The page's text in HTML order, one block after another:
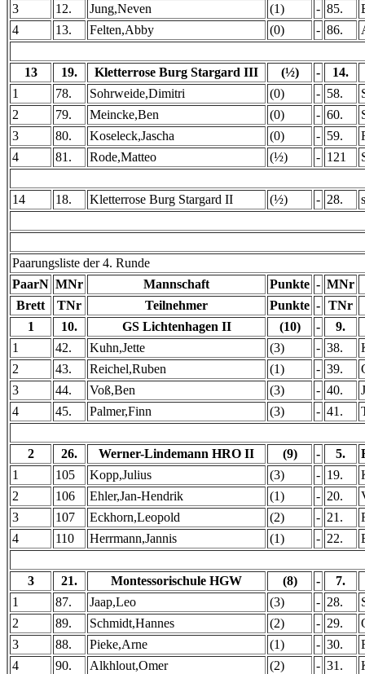
3
12. Jung,Neven (1) - 85.
4
13. Felten,Abby (0) - 86.
13 19. Kletterrose Burg Stargard III (½) -
14.
1
78. Sohrweide,Dimitri (0) - 58.
2
79. Meincke,Ben (0) - 60.
3
80. Koseleck,Jascha (0) - 59.
4
81. Rode,Matteo (½) - 121
14 18. Kletterrose Burg Stargard II (½) - 28.
Paarungsliste der 4. Runde
PaarN MNr Mannschaft Punkte - MNr
Brett
TNr Teilnehmer Punkte - TNr
1
10. GS Lichtenhagen II (10) -
9.
1
42. Kuhn,Jette (3) - 38.
2
43. Reichel,Ruben (1) - 39.
3
44. Voß,Ben (3) - 40.
4
45. Palmer,Finn (3) - 41.
2 26. Werner-Lindemann HRO II (9) - 5.
1
105 Kopp,Julius (3) - 19.
2
106 Ehler,Jan-Hendrik (1) - 20.
3
107 Eckhorn,Leopold (2) - 21.
4
110 Herrmann,Jannis (1) - 22.
3 21. Montessorischule HGW (8) -
7.
1
87. Jaap,Leo (3) - 28.
2
89. Schmidt,Hannes (2) - 29.
3
88. Pieke,Arne (1) - 30.
4
90. Alkhlout,Omer (2) - 31.